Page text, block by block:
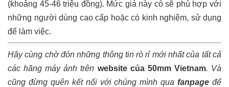
(khoảng 45-46 triệu đồng). Mức giá này có sẽ phù hợp với
những người dùng cao cấp hoặc có kinh nghiệm, sử dụng
để làm việc.
Hãy cùng chờ đón những thông tin rò rỉ mới nhất của tất cả
các hãng máy ảnh trên website của 50mm Vietnam. Và
cũng đừng quên kết nối với chúng mình quafanpage để